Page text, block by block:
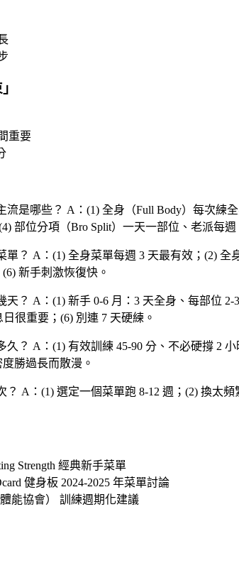
」
重要
流是哪些？ A：(1) 全身（Full Body）每次練
部位分項（Bro Split）一天一部位、老派每
單？ A：(1) 全身菜單每週 3 天最有效；(2)
新手刺激恢復快。
天？ A：(1) 新手 0-6 月：3 天全身、每部位
很重要；(6) 別連 7 天硬練。
久？ A：(1) 有效訓練 45-90 分、不必硬撐 2
勝過長而散漫。
？ A：(1) 選定一個菜單跑 8-12 週；(2) 換太
Strength 經典新手菜單
健身板 2024-2025 年菜單討論
能協會）
訓練週期化建議